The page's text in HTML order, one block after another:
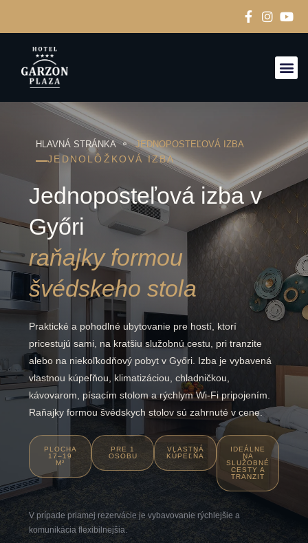
HLAVNÁ STRÁNKA JEDNOPOSTEĽOVÁ IZBA
JEDNOLÔŽKOVÁ IZBA
Jednoposteľová izba v
Győri
raňajky formou
švédskeho stola
Praktické a pohodlné ubytovanie pre hostí, ktorí
pricestujú sami, na kratšiu služobnú cestu, pri tranzite
alebo na niekoľkodňový pobyt v Győri. Izba je vybavená
vlastnou kúpeľňou, klimatizáciou, chladničkou,
kávovarom, písacím stolom a rýchlym Wi-Fi pripojením.
Raňajky formou švédskych stolov sú zahrnuté v cene.
PLOCHA
17–19
M²
PRE 1
OSOBU
VLASTNÁ
KÚPEĽŇA
IDEÁLNE
NA
SLUŽOBNÉ
CESTY A
TRANZIT
V prípade priamej rezervácie je vybavovanie rýchlejšie a
komunikácia flexibilnejšia.